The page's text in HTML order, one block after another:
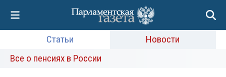
Статьи
Новости
Все о пенсиях в России